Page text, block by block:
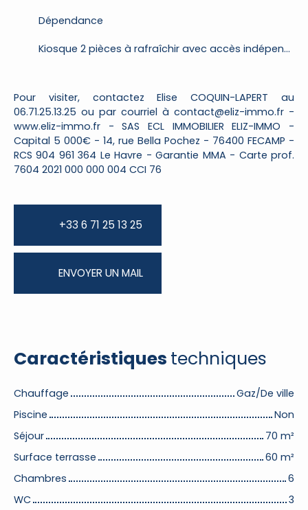
Dépendance
Kiosque 2 pièces à rafraîchir avec accès indépendant
Pour visiter, contactez Elise COQUIN-LAPERT au
06.71.25.13.25 ou par courriel à contact@eliz-immo.fr -
www.eliz-immo.fr - SAS ECL IMMOBILIER ELIZ-IMMO -
Capital 5 000€ - 14, rue Bella Pochez - 76400 FECAMP -
RCS 904 961 364 Le Havre - Garantie MMA - Carte prof.
7604 2021 000 000 004 CCI 76
+33 6 71 25 13 25
ENVOYER UN MAIL
Caractéristiques techniques
Chauffage
Gaz/De ville
Piscine
Non
Séjour
70 m²
Surface terrasse
60 m²
Chambres
6
WC
3